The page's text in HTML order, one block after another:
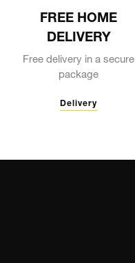
FREE HOME
DELIVERY
Free delivery in a secure
package
Delivery